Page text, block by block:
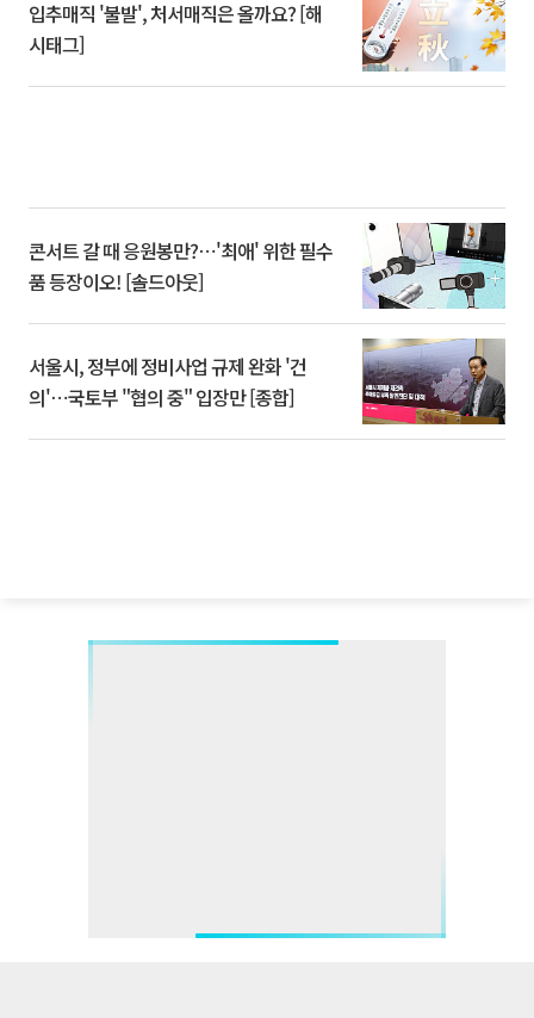
입추매직 '불발', 처서매직은 올까요? [해
시태그]
콘서트 갈 때 응원봉만?⋯'최애' 위한 필수
품 등장이오! [솔드아웃]
서울시, 정부에 정비사업 규제 완화 '건
의'⋯국토부 "협의 중" 입장만 [종합]